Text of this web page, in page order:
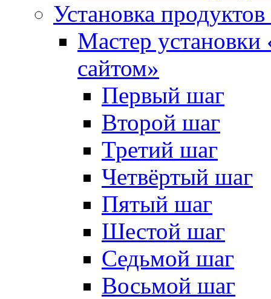
Установка
Мастер
сайтом»
Первый шаг
Второй шаг
Третий шаг
Четвёртый шаг
Пятый шаг
Шестой шаг
Седьмой шаг
Восьмой шаг